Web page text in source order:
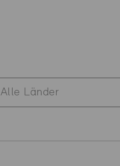
Alle Länder